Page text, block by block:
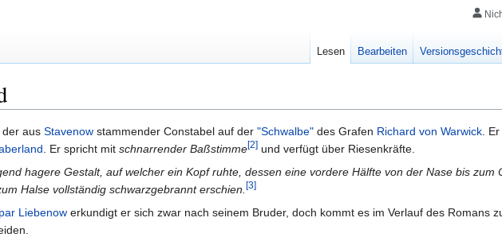
der aus Stavenow stammender Constabel auf der "Schwalbe" des Grafen Richard von Warwick.
. Er spricht mit schnarrender Baßstimme[2] und verfügt über Riesenkräfte.
hagere Gestalt, auf welcher ein Kopf ruhte, dessen eine vordere Hälfte von der Nase bis zum
Halse vollständig schwarzgebrannt erschien.[3]
Liebenow erkundigt er sich zwar nach seinem Bruder, doch kommt es im Verlauf des Romans
Lesen Bearbeiten